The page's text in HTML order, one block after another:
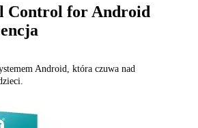
Control for Android
Android, która czuwa nad